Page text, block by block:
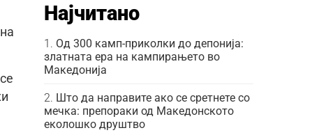
Најчитано
Од 300 камп-приколки до депонија:
златната ера на кампирањето во
Македонија
Што да направите ако се сретнете со
мечка: препораки од Македонското
еколошко друштво